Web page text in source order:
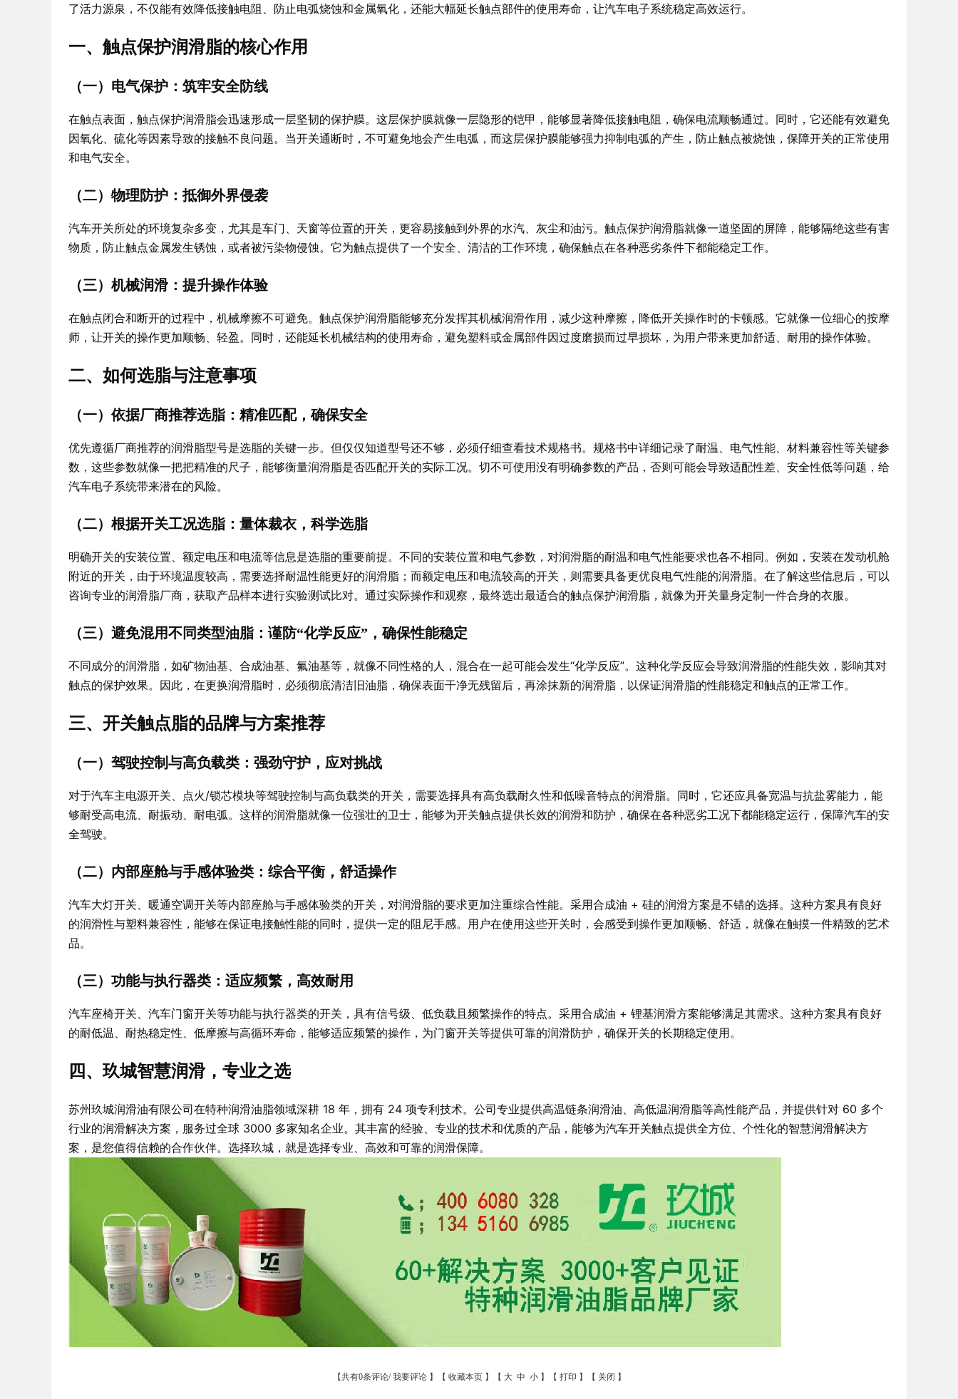
了活力源泉，不仅能有效降低接触电阻、防止电弧烧蚀和金属氧化，还能大幅延长触点部件的使用寿命，让汽车电子系统稳定高效运行。
一、触点保护润滑脂的核心作用
（一）电气保护：筑牢安全防线
在触点表面，触点保护润滑脂会迅速形成一层坚韧的保护膜。这层保护膜就像一层隐形的铠甲，能够显著降低接触电阻，确保电流顺畅通过。同时，它还能有效避免
因氧化、硫化等因素导致的接触不良问题。当开关通断时，不可避免地会产生电弧，而这层保护膜能够强力抑制电弧的产生，防止触点被烧蚀，保障开关的正常使用
和电气安全。
（二）物理防护：抵御外界侵袭
汽车开关所处的环境复杂多变，尤其是车门、天窗等位置的开关，更容易接触到外界的水汽、灰尘和油污。触点保护润滑脂就像一道坚固的屏障，能够隔绝这些有害
物质，防止触点金属发生锈蚀，或者被污染物侵蚀。它为触点提供了一个安全、清洁的工作环境，确保触点在各种恶劣条件下都能稳定工作。
（三）机械润滑：提升操作体验
在触点闭合和断开的过程中，机械摩擦不可避免。触点保护润滑脂能够充分发挥其机械润滑作用，减少这种摩擦，降低开关操作时的卡顿感。它就像一位细心的按摩
师，让开关的操作更加顺畅、轻盈。同时，还能延长机械结构的使用寿命，避免塑料或金属部件因过度磨损而过早损坏，为用户带来更加舒适、耐用的操作体验。
二、如何选脂与注意事项
（一）依据厂商推荐选脂：精准匹配，确保安全
优先遵循厂商推荐的润滑脂型号是选脂的关键一步。但仅仅知道型号还不够，必须仔细查看技术规格书。规格书中详细记录了耐温、电气性能、材料兼容性等关键参
数，这些参数就像一把把精准的尺子，能够衡量润滑脂是否匹配开关的实际工况。切不可使用没有明确参数的产品，否则可能会导致适配性差、安全性低等问题，给
汽车电子系统带来潜在的风险。
（二）根据开关工况选脂：量体裁衣，科学选脂
明确开关的安装位置、额定电压和电流等信息是选脂的重要前提。不同的安装位置和电气参数，对润滑脂的耐温和电气性能要求也各不相同。例如，安装在发动机舱
附近的开关，由于环境温度较高，需要选择耐温性能更好的润滑脂；而额定电压和电流较高的开关，则需要具备更优良电气性能的润滑脂。在了解这些信息后，可以
咨询专业的润滑脂厂商，获取产品样本进行实验测试比对。通过实际操作和观察，最终选出最适合的触点保护润滑脂，就像为开关量身定制一件合身的衣服。
（三）避免混用不同类型油脂：谨防“化学反应”，确保性能稳定
不同成分的润滑脂，如矿物油基、合成油基、氟油基等，就像不同性格的人，混合在一起可能会发生“化学反应”。这种化学反应会导致润滑脂的性能失效，影响其对
触点的保护效果。因此，在更换润滑脂时，必须彻底清洁旧油脂，确保表面干净无残留后，再涂抹新的润滑脂，以保证润滑脂的性能稳定和触点的正常工作。
三、开关触点脂的品牌与方案推荐
（一）驾驶控制与高负载类：强劲守护，应对挑战
对于汽车主电源开关、点火/锁芯模块等驾驶控制与高负载类的开关，需要选择具有高负载耐久性和低噪音特点的润滑脂。同时，它还应具备宽温与抗盐雾能力，能
够耐受高电流、耐振动、耐电弧。这样的润滑脂就像一位强壮的卫士，能够为开关触点提供长效的润滑和防护，确保在各种恶劣工况下都能稳定运行，保障汽车的安
全驾驶。
（二）内部座舱与手感体验类：综合平衡，舒适操作
汽车大灯开关、暖通空调开关等内部座舱与手感体验类的开关，对润滑脂的要求更加注重综合性能。采用合成油 + 硅的润滑方案是不错的选择。这种方案具有良好
的润滑性与塑料兼容性，能够在保证电接触性能的同时，提供一定的阻尼手感。用户在使用这些开关时，会感受到操作更加顺畅、舒适，就像在触摸一件精致的艺术
品。
（三）功能与执行器类：适应频繁，高效耐用
汽车座椅开关、汽车门窗开关等功能与执行器类的开关，具有信号级、低负载且频繁操作的特点。采用合成油 + 锂基润滑方案能够满足其需求。这种方案具有良好
的耐低温、耐热稳定性、低摩擦与高循环寿命，能够适应频繁的操作，为门窗开关等提供可靠的润滑防护，确保开关的长期稳定使用。
四、玖城智慧润滑，专业之选
苏州玖城润滑油有限公司在特种润滑油脂领域深耕 18 年，拥有 24 项专利技术。公司专业提供高温链条润滑油、高低温润滑脂等高性能产品，并提供针对 60 多个
行业的润滑解决方案，服务过全球 3000 多家知名企业。其丰富的经验、专业的技术和优质的产品，能够为汽车开关触点提供全方位、个性化的智慧润滑解决方
案，是您值得信赖的合作伙伴。选择玖城，就是选择专业、高效和可靠的润滑保障。
【共有0条评论/ 我要评论 】【 收藏本页 】【 大 中 小 】【 打印 】【 关闭 】